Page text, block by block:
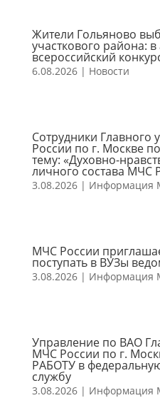
Жители Гольяново
участкового района: в
всероссийский
6.08.2026| Новости
Сотрудники
России по г. Москве
тему: «Духовно-
личного состава МЧС
3.08.2026| Информация
МЧС России
поступать в ВУЗы
3.08.2026| Информация
Управление по ВАО
МЧС России по г.
РАБОТУ в
службу
3.08.2026| Информация